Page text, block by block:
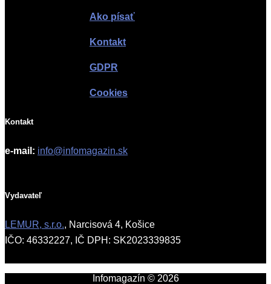
Ako písať
Kontakt
GDPR
Cookies
Kontakt
e-mail: info@infomagazin.sk
Vydavateľ
LEMUR, s.r.o., Narcisová 4, Košice
IČO: 46332227, IČ DPH: SK2023339835
Infomagazín © 2026